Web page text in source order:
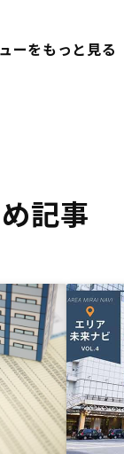
ーをもっと見る
記事